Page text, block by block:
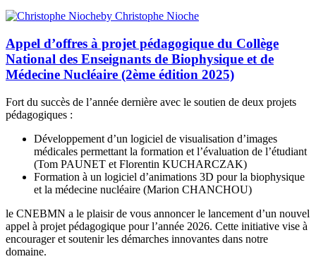
by Christophe Nioche
Appel d’offres à projet pédagogique du Collège
National des Enseignants de Biophysique et de
Médecine Nucléaire (2ème édition 2025)
Fort du succès de l’année dernière avec le soutien de deux projets
pédagogiques :
Développement d’un logiciel de visualisation d’images
médicales permettant la formation et l’évaluation de l’étudiant
(Tom PAUNET et Florentin KUCHARCZAK)
Formation à un logiciel d’animations 3D pour la biophysique
et la médecine nucléaire (Marion CHANCHOU)
le CNEBMN a le plaisir de vous annoncer le lancement d’un nouvel
appel à projet pédagogique pour l’année 2026. Cette initiative vise à
encourager et soutenir les démarches innovantes dans notre
domaine.